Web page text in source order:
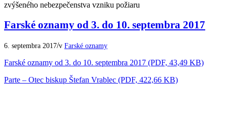
zvýšeného nebezpečenstva vzniku požiaru
Farské oznamy od 3. do 10. septembra 2017
6. septembra 2017/v Farské oznamy
Farské oznamy od 3. do 10. septembra 2017 (PDF, 43,49 KB)
Parte – Otec biskup Štefan Vrablec (PDF, 422,66 KB)